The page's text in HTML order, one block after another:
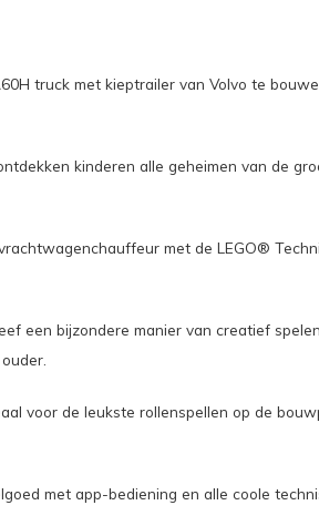
truck met kieptrailer van Volvo te
kinderen alle geheimen van de
met de LEGO®
een bijzondere manier van creatief
voor de leukste rollenspellen op de
met app-bediening en alle coole